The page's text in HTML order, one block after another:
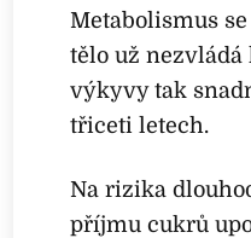
Metabolismus
tělo už nezvládá
výkyvy tak
třiceti letech.
Na rizika
příjmu cukrů